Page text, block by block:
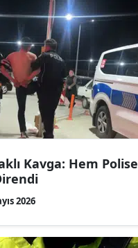
Kavga: Hem Polise
2026